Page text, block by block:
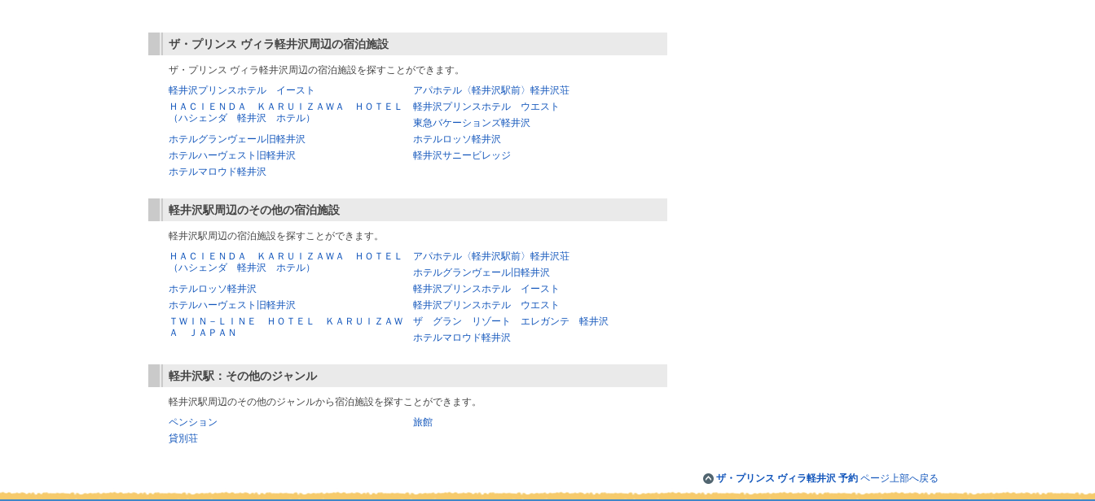
ザ・プリンス ヴィラ軽井沢周辺の宿泊施設
ザ・プリンス ヴィラ軽井沢周辺の宿泊施設を探すことができます。
軽井沢プリンスホテル イースト
アパホテル〈軽井沢駅前〉軽井沢荘
ＨＡＣＩＥＮＤＡ ＫＡＲＵＩＺＡＷＡ ＨＯＴＥＬ
（ハシェンダ 軽井沢 ホテル）
軽井沢プリンスホテル ウエスト
東急バケーションズ軽井沢
ホテルグランヴェール旧軽井沢
ホテルロッソ軽井沢
ホテルハーヴェスト旧軽井沢
軽井沢サニービレッジ
ホテルマロウド軽井沢
軽井沢駅周辺のその他の宿泊施設
軽井沢駅周辺の宿泊施設を探すことができます。
ＨＡＣＩＥＮＤＡ ＫＡＲＵＩＺＡＷＡ ＨＯＴＥＬ
（ハシェンダ 軽井沢 ホテル）
アパホテル〈軽井沢駅前〉軽井沢荘
ホテルグランヴェール旧軽井沢
ホテルロッソ軽井沢
軽井沢プリンスホテル イースト
ホテルハーヴェスト旧軽井沢
軽井沢プリンスホテル ウエスト
ＴＷＩＮ－ＬＩＮＥ ＨＯＴＥＬ ＫＡＲＵＩＺＡＷ
Ａ ＪＡＰＡＮ
ザ グラン リゾート エレガンテ 軽井沢
ホテルマロウド軽井沢
軽井沢駅 ：その他のジャンル
軽井沢駅周辺のその他のジャンルから宿泊施設を探すことができます。
ペンション
旅館
貸別荘
ザ・プリンス ヴィラ軽井沢 予約 ページ上部へ戻る